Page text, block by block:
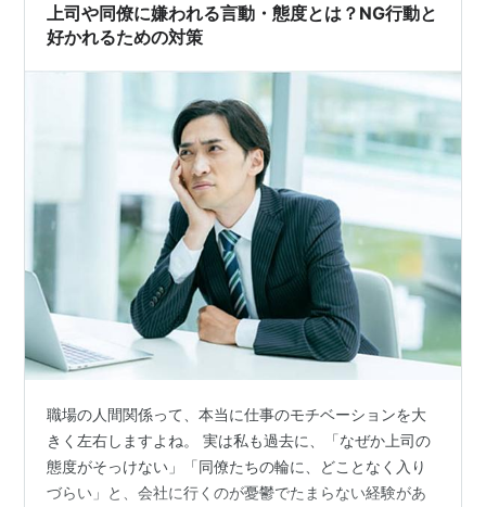
上司や同僚に嫌われる言動・態度とは？NG行動と
好かれるための対策
職場の人間関係って、本当に仕事のモチベーションを大
きく左右しますよね。 実は私も過去に、「なぜか上司の
態度がそっけない」「同僚たちの輪に、どことなく入り
づらい」と、会社に行くのが憂鬱でたまらない経験があ